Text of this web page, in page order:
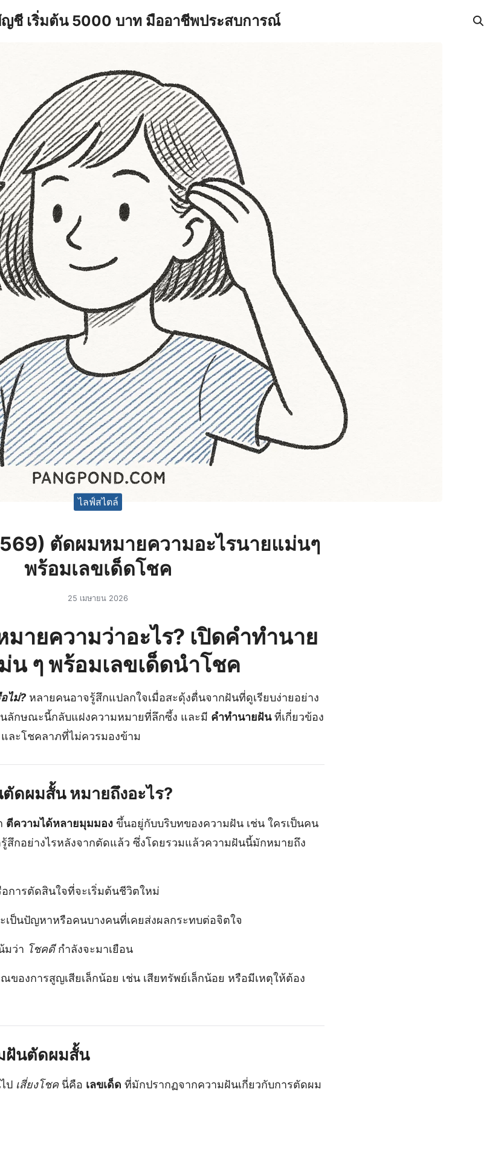
ญชี เริ่มต้น 5000 บาท มืออาชีพประสบการณ์
ไลฟ์สไตล์
ตัดผมหมายความอะไรนายแม่นๆ
พร้อมเลขเด็ดโชค
25 เมษายน 2026
มายความว่าอะไร? เปิดคำทำนาย
น ๆ พร้อมเลขเด็ดนำโชค
ไม่? หลายคนอาจรู้สึกแปลกใจเมื่อสะดุ้งตื่นจากฝันที่ดูเรียบง่ายอย่าง
ลักษณะนี้กลับแฝงความหมายที่ลึกซึ้ง และมี คำทำนายฝันที่เกี่ยวข้อง
ละโชคลาภที่ไม่ควรมองข้าม
ดผมสั้น หมายถึงอะไร?
ตีความได้หลายมุมมอง ขึ้นอยู่กับบริบทของความฝัน เช่น ใครเป็นคน
กอย่างไรหลังจากตัดแล้ว ซึ่งโดยรวมแล้วความฝันนี้มักหมายถึง
การตัดสินใจที่จะเริ่มต้นชีวิตใหม่
เป็นปัญหาหรือคนบางคนที่เคยส่งผลกระทบต่อจิตใจ
มว่า โชคดีกำลังจะมาเยือน
ของการสูญเสียเล็กน้อย เช่น เสียทรัพย์เล็กน้อย หรือมีเหตุให้ต้อง
ฝันตัดผมสั้น
ป เสี่ยงโชค นี่คือ เลขเด็ด ที่มักปรากฏจากความฝันเกี่ยวกับการตัดผม